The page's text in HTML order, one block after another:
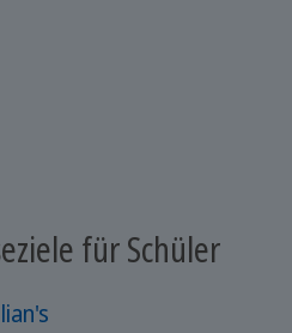
für Schüler